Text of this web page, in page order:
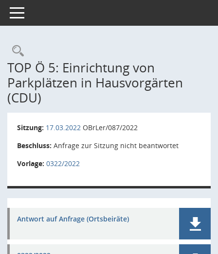
Toggle navigation
Rechercheauswahl
TOP Ö 5: Einrichtung von
Parkplätzen in Hausvorgärten
(CDU)
Sitzung: 17.03.2022 OBrLer/087/2022
Beschluss: Anfrage zur Sitzung nicht beantwortet
Vorlage: 0322/2022
Antwort auf Anfrage (Ortsbeiräte)